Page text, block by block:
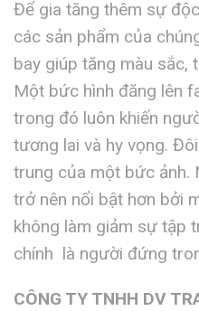
Để gia tăng thêm sự
các sản phẩm của
bay giúp tăng màu sắc,
Một bức hình đăng lên
trong đó luôn khiến
tương lai và hy vọng.
trung của một bức ảnh.
trở nên nổi bật hơn bởi
không làm giảm sự tập
chính là người đứng
CÔNG TY TNHH DV